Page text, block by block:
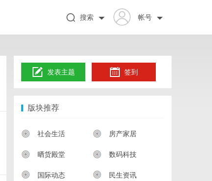
帐号
搜索
发表主题 签到
版块推荐
社会生活 房产家居
晒货殿堂 数码科技
国际动态 民生资讯